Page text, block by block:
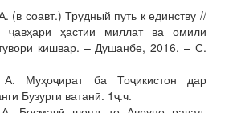
(в соавт.) Трудный путь к единству //
ҷавҳари ҳастии миллат ва омили
кишвар. – Душанбе, 2016. – С.
Муҳоҷират ба Тоҷикистон дар
Бузурги ватанӣ. 1ҷ.ч.